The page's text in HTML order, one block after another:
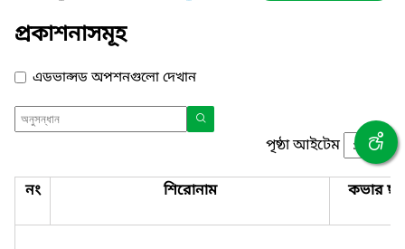
প্রকাশনাসমূহ
এডভান্সড অপশনগুলো দেখান
পৃষ্ঠা আইটেম
নং শিরোনাম কভার